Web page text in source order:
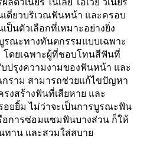
ดี่ยวบริเวณฟันหน้า และครอบ
ป็นตัวเลือกที่เหมาะอย่างยิ่ง
รณะทางทันตกรรมแบบเฉพาะ
ดยเฉพาะผู้ที่ชอบโทนสีฟันที่
ปรุงความงามของฟันหน้า และ
ราม สามารถช่วยแก้ไขปัญหา
งสร้างฟันที่เสียหาย และ
ยยิ้ม ไม่ว่าจะเป็นการบูรณะฟัน
การซ่อมแซมฟันบางส่วน ก็ให้
าน และสวมใส่สบาย